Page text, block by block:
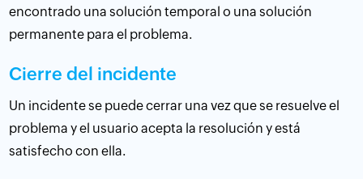
encontrado una solución temporal o una solución
permanente para el problema.
Cierre del incidente
Un incidente se puede cerrar una vez que se resuelve el
problema y el usuario acepta la resolución y está
satisfecho con ella.